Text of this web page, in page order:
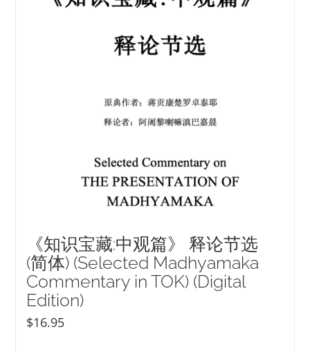
《知识宝藏:中观篇》 释论节选
(简体) (Selected Madhyamaka
Commentary in TOK) (Digital
Edition)
$16.95